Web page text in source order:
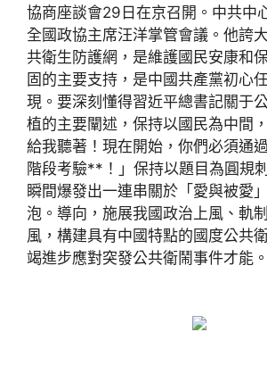
協商座談會29日在京召開。中共中
全國政協主席汪洋掌管會議。他誇
共衛生防護網，是維護國民安康和
固的主要支持，是中國共產黨初心
現。要深刻懂得習近平總書記關于
植的主要闡述，保持以國民為中間
給我聽著！現在開始，你們必須通
階段考驗**！」保持以題目為圓規
瞬間爆發出一連串關於「愛與被愛
泡。導向，施展我國政治上風、軌
風，構建具有中國特點的國度公共
竭進步應對突發公共衛鬧事件才能。